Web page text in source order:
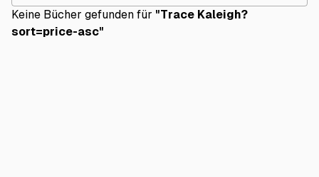
Keine Bücher gefunden für "Trace Kaleigh?
sort=price-asc"